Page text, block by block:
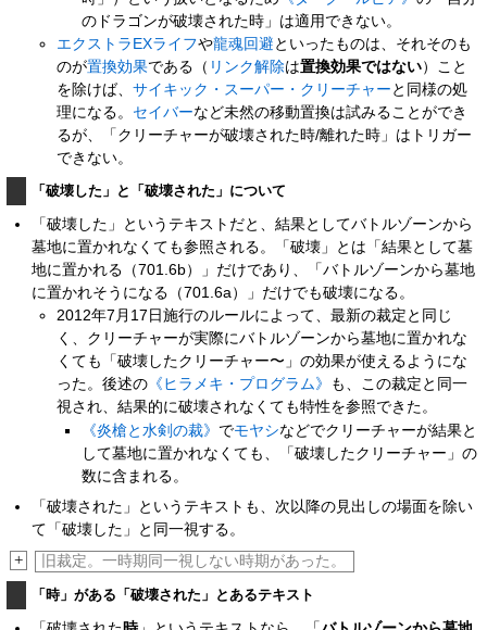
のドラゴンが破壊された時」は適用できない。
エクストラEXライフや龍魂回避 といったものは、それそのも
のが置換効果である（ リンク解除は置換効果ではない）こと
を除けば、サイキック・スーパー・クリーチャー と同様の処
理になる。 セイバーなど未然の移動置換は試みることができ
るが、「クリーチャーが破壊された時/離れた時」はトリガー
できない。
「破壊した」と「破壊された」について
「破壊した」というテキストだと、結果としてバトルゾーンから
墓地に置かれなくても参照される。「破壊」とは「結果として墓
地に置かれる（701.6b）」だけであり、「バトルゾーンから墓地
に置かれそうになる（701.6a）」だけでも破壊になる。
2012年7月17日施行のルールによって、最新の裁定と同じ
く、クリーチャーが実際にバトルゾーンから墓地に置かれな
くても「破壊したクリーチャー〜」の効果が使えるようにな
った。後述の 《ヒラメキ・プログラム》
も、この裁定と同一
視され、結果的に破壊されなくても特性を参照できた。
《炎槍と水剣の裁》 でモヤシなどでクリーチャーが結果と
して墓地に置かれなくても、「破壊したクリーチャー」の
数に含まれる。
「破壊された」というテキストも、次以降の見出しの場面を除い
て「破壊した」と同一視する。
+ 旧裁定。一時期同一視しない時期があった。
「時」がある「破壊された」とあるテキスト